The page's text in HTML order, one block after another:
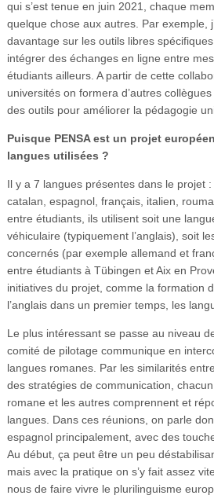
qui s’est tenue en juin 2021, chaque
quelque chose aux autres. Par exemple,
davantage sur les outils libres
intégrer des échanges en ligne entre
étudiants ailleurs. A partir de cette
universités on formera d’autres
des outils pour améliorer la pédagogie
Puisque PENSA est un projet
langues utilisées ?
Il y a 7 langues présentes dans le projet :
catalan, espagnol, français, italien,
entre étudiants, ils utilisent soit une
véhiculaire (typiquement l’anglais), soit
concernés (par exemple allemand et
entre étudiants à Tübingen et Aix en
initiatives du projet, comme la formation
l’anglais dans un premier temps, les
Le plus intéressant se passe au niveau
comité de pilotage communique en
langues romanes. Par les similarités
des stratégies de communication,
romane et les autres comprennent et
langues. Dans ces réunions, on parle
espagnol principalement, avec des
Au début, ça peut être un peu
mais avec la pratique on s’y fait assez
nous de faire vivre le plurilinguisme